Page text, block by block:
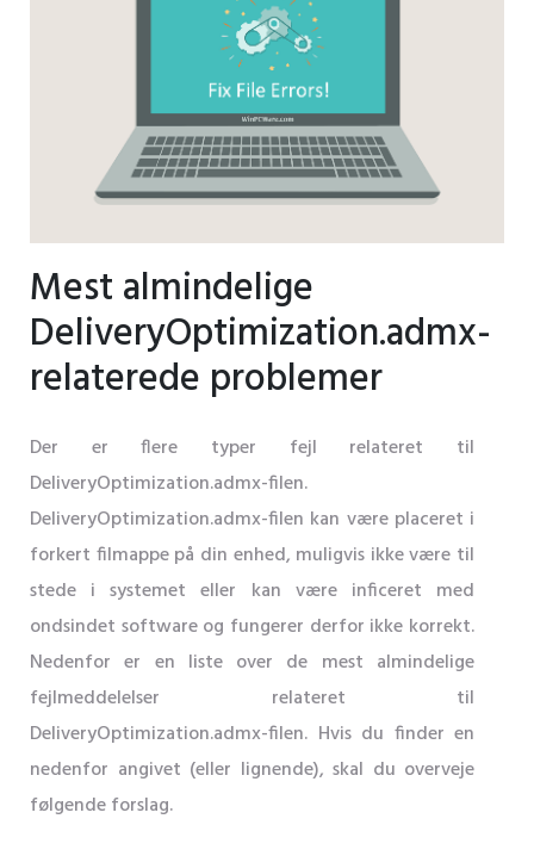
Mest almindelige
DeliveryOptimization.admx-
relaterede problemer
Der er flere typer fejl relateret til
DeliveryOptimization.admx-filen.
DeliveryOptimization.admx-filen kan være placeret i
forkert filmappe på din enhed, muligvis ikke være til
stede i systemet eller kan være inficeret med
ondsindet software og fungerer derfor ikke korrekt.
Nedenfor er en liste over de mest almindelige
fejlmeddelelser relateret til
DeliveryOptimization.admx-filen. Hvis du finder en
nedenfor angivet (eller lignende), skal du overveje
følgende forslag.